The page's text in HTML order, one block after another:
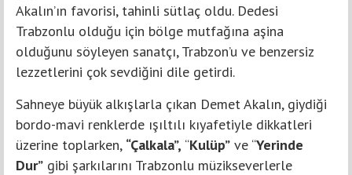
Akalın’ın favorisi, tahinli sütlaç oldu. Dedesi
Trabzonlu olduğu için bölge mutfağına aşina
olduğunu söyleyen sanatçı, Trabzon’u ve benzersiz
lezzetlerini çok sevdiğini dile getirdi.
Sahneye büyük alkışlarla çıkan Demet Akalın, giydiği
bordo-mavi renklerde ışıltılı kıyafetiyle dikkatleri
üzerine toplarken, “Çalkala”, “Kulüp” ve “Yerinde
Dur” gibi şarkılarını Trabzonlu müzikseverlerle